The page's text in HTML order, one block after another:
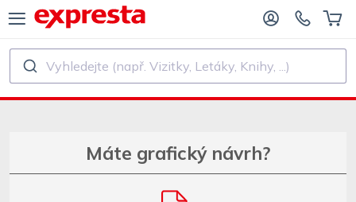
PRODUKTY
NAKLADATELSTVÍ A AUTORY
Vyhledejte (např. Vizitky, Letáky, Knihy, ...)
Máte grafický návrh?